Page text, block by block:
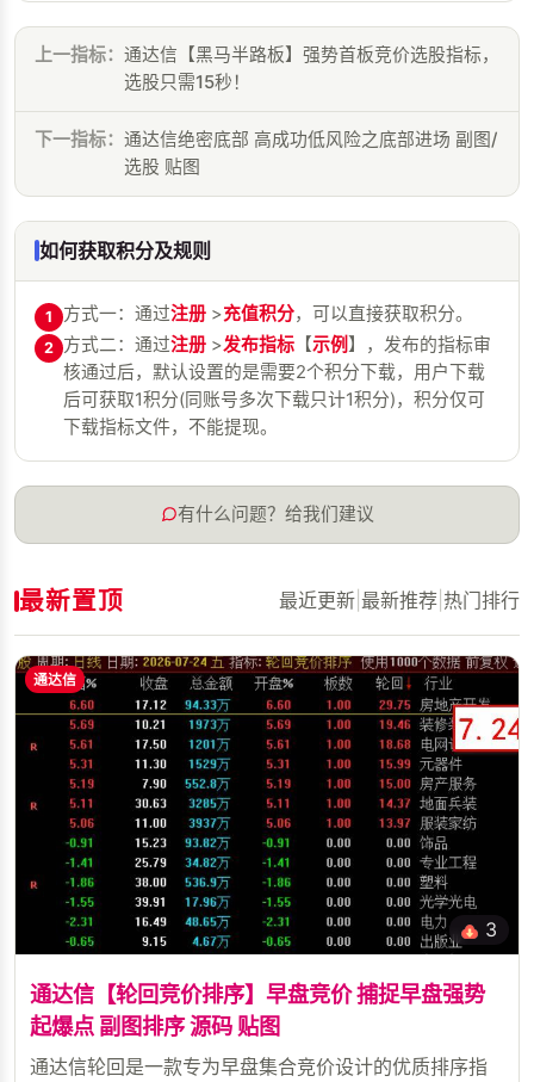
上一指标： 通达信【黑马半路板】强势首板竞价选股指标，
选股只需15秒！
下一指标： 通达信绝密底部 高成功低风险之底部进场 副图/
选股 贴图
如何获取积分及规则
1 方式一：通过注册 >充值积分，可以直接获取积分。
2 方式二：通过注册 >发布指标 【示例 】，发布的指标审
核通过后，默认设置的是需要2个积分下载，用户下载
后可获取1积分(同账号多次下载只计1积分)，积分仅可
下载指标文件，不能提现。
有什么问题？给我们建议
最新置顶 最近更新 最新推荐 热门排行
通达信
3
通达信【轮回竞价排序】早盘竞价 捕捉早盘强势
起爆点 副图排序 源码 贴图
通达信轮回是一款专为早盘集合竞价设计的优质排序指